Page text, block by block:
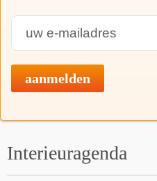
aanmelden
Interieuragenda